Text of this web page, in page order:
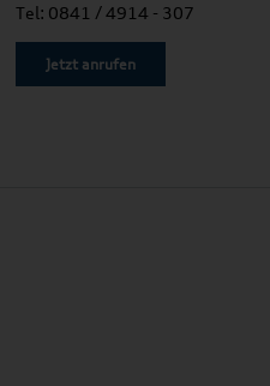
Tel: 0841 / 4914 - 307
Jetzt anrufen